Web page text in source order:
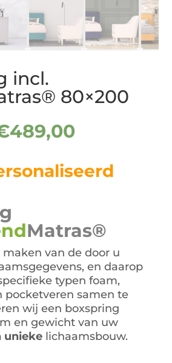
incl.
80×200
prijs
489,00Huidige
€489,00.
Matras®
van de door u
en daarop
typen foam,
pocketveren samen te
wij een boxspring
en gewicht van uw
unieke lichaamsbouw.